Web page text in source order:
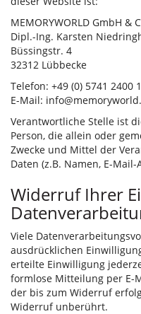
MEMORYWORLD GmbH &
Dipl.-Ing. Karsten
Büssingstr. 4
32312 Lübbecke
Telefon: +49 (0) 5741 2400
E-Mail:
Verantwortliche Stelle ist
Person, die allein oder
Zwecke und Mittel der
Daten (z.B. Namen, E-
Widerruf Ihrer
Viele
ausdrücklichen
erteilte Einwilligung
formlose Mitteilung per E-
der bis zum Widerruf
Widerruf unberührt.